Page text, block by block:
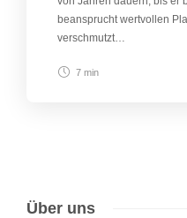
beansprucht wertvollen
verschmutzt…
7 min
Über uns